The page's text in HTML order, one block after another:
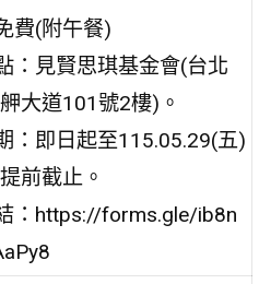
費(附午餐)
：見賢思琪基金會(台北
大道101號2樓)。
：即日起至115.05.29(五)
前截止。
：https://forms.gle/ib8n